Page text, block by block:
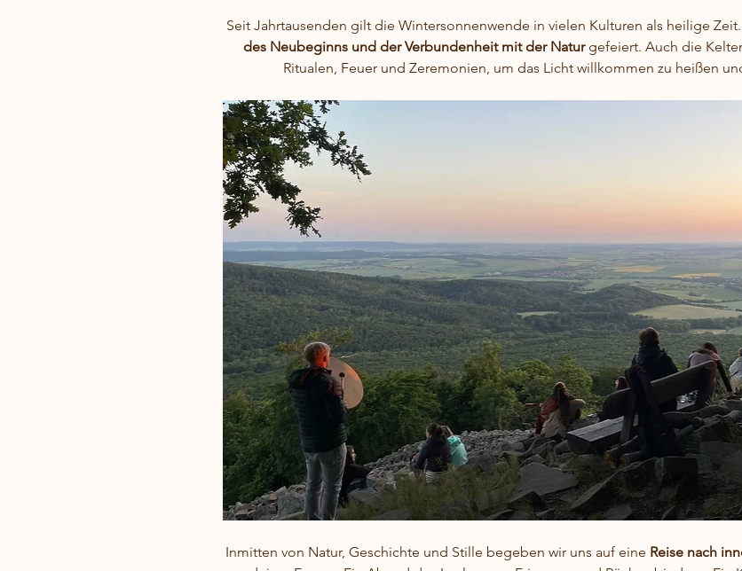
Seit Jahrtausenden gilt die Wintersonnenwende in vielen Kulturen als heilige
des Neubeginns und der Verbundenheit mit der Natur gefeiert. Auch die
Ritualen, Feuer und Zeremonien, um das Licht willkommen zu heißen
Inmitten von Natur, Geschichte und Stille begeben wir uns auf eine Reise nach